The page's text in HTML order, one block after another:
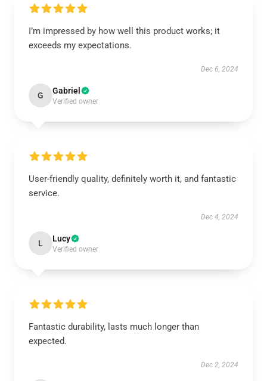
I’m impressed by how well this product works; it
exceeds my expectations.
Dec 6, 2024
G Gabriel
Verified owner
User-friendly quality, definitely worth it, and fantastic
service.
Dec 4, 2024
L Lucy
Verified owner
Fantastic durability, lasts much longer than
expected.
Dec 2, 2024